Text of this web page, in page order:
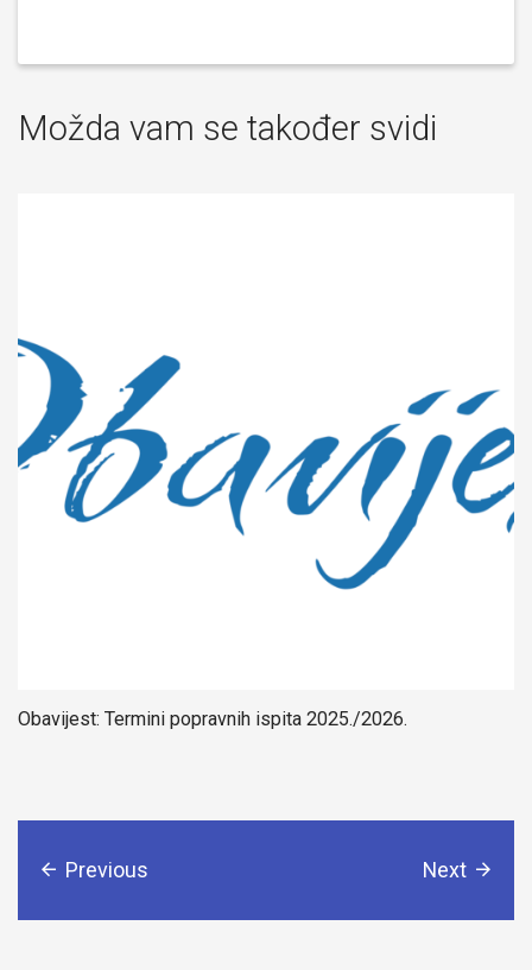
Možda vam se također svidi
Obavijest: Termini popravnih ispita 2025./2026.
Previous Next